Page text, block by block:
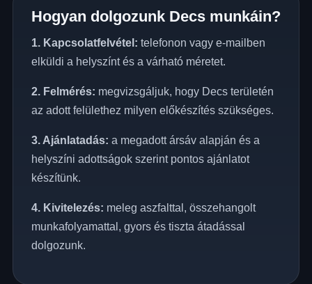
Hogyan dolgozunk Decs munkáin?
1. Kapcsolatfelvétel: telefonon vagy e-mailben
elküldi a helyszínt és a várható méretet.
2. Felmérés: megvizsgáljuk, hogy Decs területén
az adott felülethez milyen előkészítés szükséges.
3. Ajánlatadás: a megadott ársáv alapján és a
helyszíni adottságok szerint pontos ajánlatot
készítünk.
4. Kivitelezés: meleg aszfalttal, összehangolt
munkafolyamattal, gyors és tiszta átadással
dolgozunk.